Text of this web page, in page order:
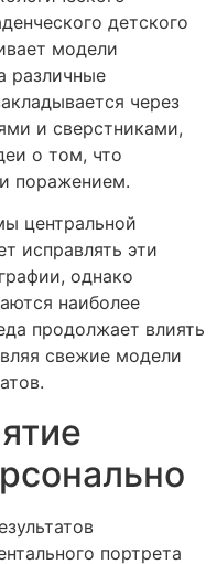
детского
модели
различные
через
и сверстниками,
о том, что
поражением.
центральной
исправлять эти
однако
наиболее
продолжает влиять
свежие модели
портрета